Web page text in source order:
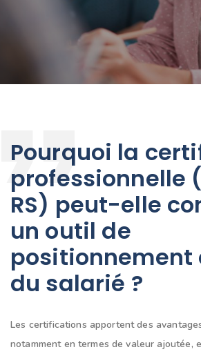
Pourquoi la
professionnelle
RS) peut-elle
un outil de
positionnement
du salarié ?
Les certifications apportent des
notamment en termes de valeur ajoutée,